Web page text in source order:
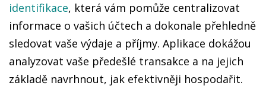
identifikace, která vám pomůže centralizovat
informace o vašich účtech a dokonale přehledně
sledovat vaše výdaje a příjmy. Aplikace dokážou
analyzovat vaše předešlé transakce a na jejich
základě navrhnout, jak efektivněji hospodařit.